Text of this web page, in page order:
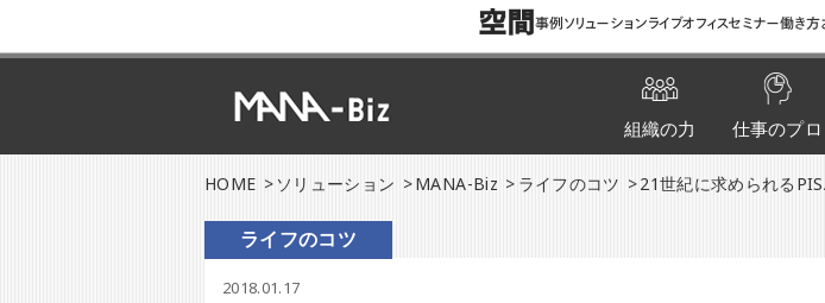
空間事例ソリューションライブオフィスセミナー働き方
組織の力 仕事のプロ
HOME ソリューション MANA-Biz ライフのコツ 21世紀に求められる
ライフのコツ
2018.01.17